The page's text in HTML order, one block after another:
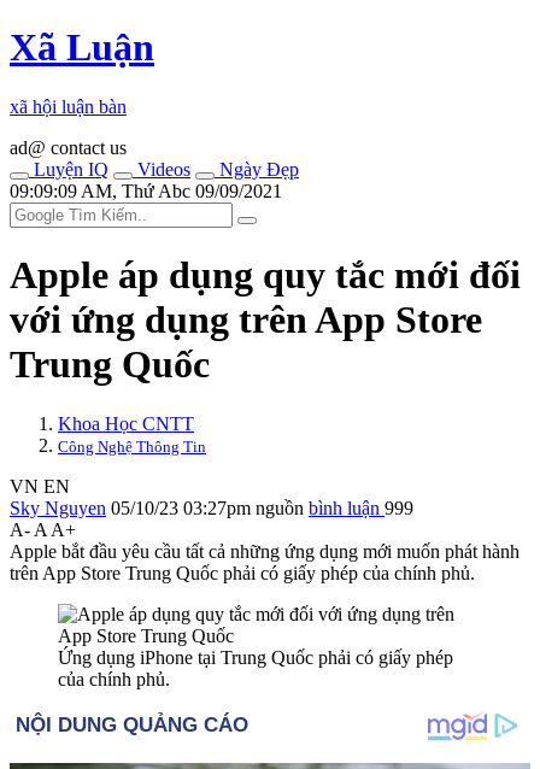
Xã Luận
xã hội luận bàn
ad@ contact us
Luyện IQ
Videos
Ngày Đẹp
09:09:09 AM, Thứ Abc 09/09/2021
Apple áp dụng quy tắc mới đối
với ứng dụng trên App Store
Trung Quốc
Khoa Học CNTT
Công Nghệ Thông Tin
VN EN
Sky Nguyen 05/10/23 03:27pm nguồn bình luận 999
A- A A+
Apple bắt đầu yêu cầu tất cả những ứng dụng mới muốn phát hành
trên App Store Trung Quốc phải có giấy phép của chính phủ.
Ứng dụng iPhone tại Trung Quốc phải có giấy phép
của chính phủ.